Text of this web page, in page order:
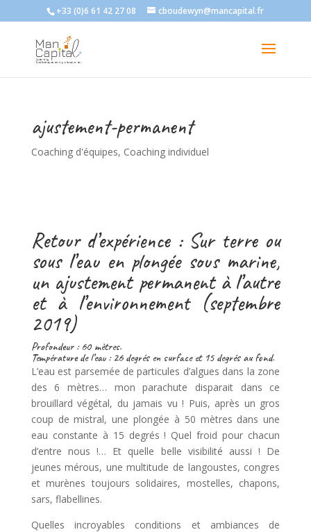
+33 (0)6 61 42 27 08 cboudewyn@mancapital.fr
ajustement-permanent
Coaching d'équipes, Coaching individuel
Retour d’expérience : Sur terre ou
sous l’eau en plongée sous marine,
un ajustement permanent à l’autre
et à l’environnement (septembre
2019)
Profondeur : 60 mètres.
Température de l’eau : 26 degrés en surface et 15 degrés au fond.
L’eau est parsemée de particules d’algues dans la zone
des 6 mètres… mon parachute disparait dans ce
brouillard végétal, du jamais vu ! Puis, après un gros
coup de mistral, une plongée à 50 mètres dans une
eau constante à 15 degrés ! Quel froid pour chacun
d’entre nous !… Et quelle belle visibilité aussi ! De
jeunes mérous, une multitude de langoustes, congres
et murènes toujours solidaires, mostelles, chapons,
sars, flabellines.
Quelles incroyables conditions et ambiances de